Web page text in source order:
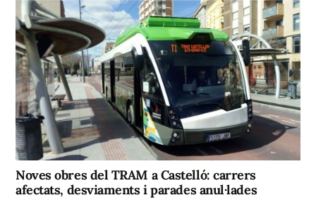
Noves obres del TRAM a Castelló: carrers
afectats, desviaments i parades anul·lades